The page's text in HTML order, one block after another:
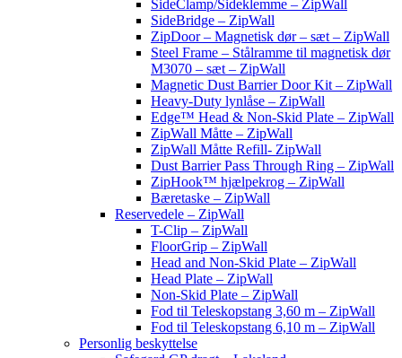
SideClamp/Sideklemme – ZipWall
SideBridge – ZipWall
ZipDoor – Magnetisk dør – sæt – ZipWall
Steel Frame – Stålramme til magnetisk dør
M3070 – sæt – ZipWall
Magnetic Dust Barrier Door Kit – ZipWall
Heavy-Duty lynlåse – ZipWall
Edge™ Head & Non-Skid Plate – ZipWall
ZipWall Måtte – ZipWall
ZipWall Måtte Refill- ZipWall
Dust Barrier Pass Through Ring – ZipWall
ZipHook™ hjælpekrog – ZipWall
Bæretaske – ZipWall
Reservedele – ZipWall
T-Clip – ZipWall
FloorGrip – ZipWall
Head and Non-Skid Plate – ZipWall
Head Plate – ZipWall
Non-Skid Plate – ZipWall
Fod til Teleskopstang 3,60 m – ZipWall
Fod til Teleskopstang 6,10 m – ZipWall
Personlig beskyttelse